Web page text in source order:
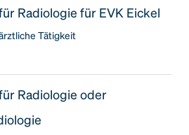
Radiologie für EVK Eickel
Tätigkeit
Radiologie oder